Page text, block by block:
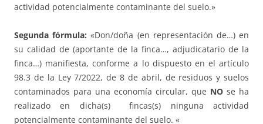
actividad potencialmente contaminante del suelo.»
Segunda fórmula:«Don/doña (en representación de…) en
su calidad de (aportante de la finca…, adjudicatario de la
finca…) manifiesta, conforme a lo dispuesto en el artículo
98.3 de la Ley 7/2022, de 8 de abril, de residuos y suelos
contaminados para una economía circular, que NO se ha
realizado en dicha(s) fincas(s) ninguna actividad
potencialmente contaminante del suelo. «